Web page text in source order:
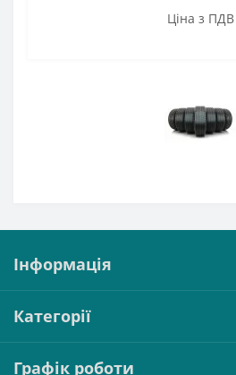
Ціна з ПДВ
Інформація
Категорії
Графік роботи